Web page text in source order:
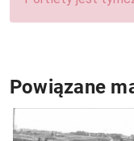
Powiązane